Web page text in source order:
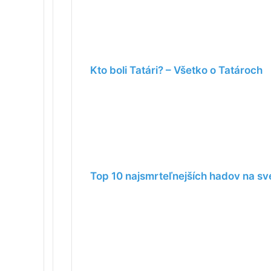
Kto boli Tatári? – Všetko o Tatároch
Top 10 najsmrteľnejších hadov na